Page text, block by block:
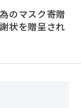
のマスク寄贈
状を贈呈され